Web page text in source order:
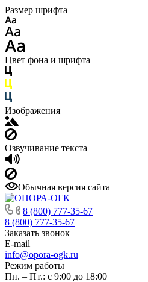
Размер шрифта
Цвет фона и шрифта
Изображения
Озвучивание текста
Обычная версия сайта
8 (800) 777-35-67
8 (800) 777-35-67
Заказать звонок
E-mail
info@opora-ogk.ru
Режим работы
Пн. – Пт.: с 9:00 до 18:00